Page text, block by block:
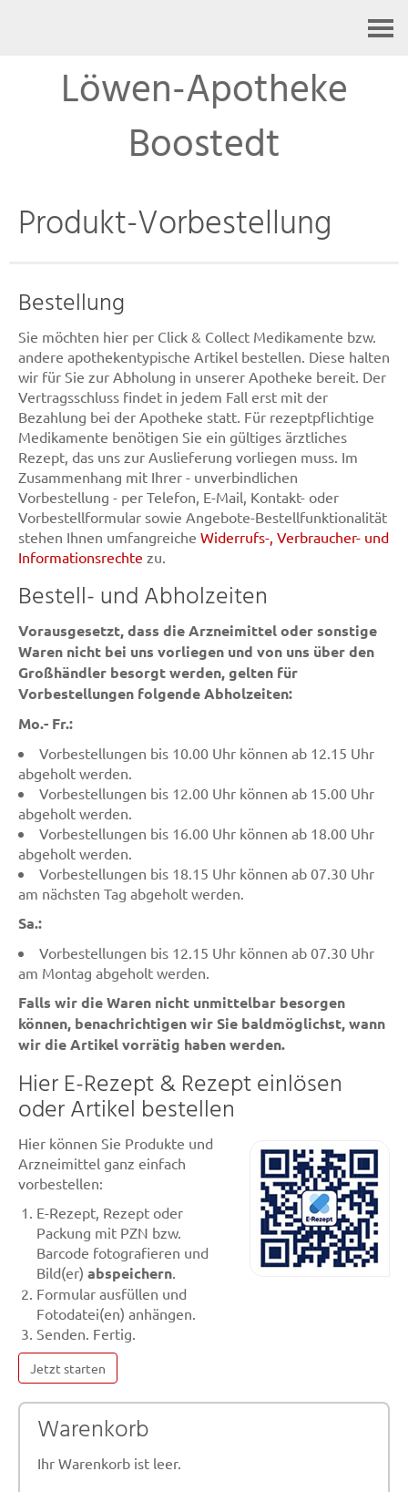
Löwen-Apotheke
Boostedt
Produkt-Vorbestellung
Bestellung
Sie möchten hier per Click & Collect Medikamente bzw.
andere apothekentypische Artikel bestellen. Diese halten
wir für Sie zur Abholung in unserer Apotheke bereit. Der
Vertragsschluss findet in jedem Fall erst mit der
Bezahlung bei der Apotheke statt. Für rezeptpflichtige
Medikamente benötigen Sie ein gültiges ärztliches
Rezept, das uns zur Auslieferung vorliegen muss. Im
Zusammenhang mit Ihrer - unverbindlichen
Vorbestellung - per Telefon, E-Mail, Kontakt- oder
Vorbestellformular sowie Angebote-Bestellfunktionalität
stehen Ihnen umfangreiche Widerrufs-, Verbraucher- und
Informationsrechte zu.
Bestell- und Abholzeiten
Vorausgesetzt, dass die Arzneimittel oder sonstige
Waren nicht bei uns vorliegen und von uns über den
Großhändler besorgt werden, gelten für
Vorbestellungen folgende Abholzeiten:
Mo.- Fr.:
Vorbestellungen bis 10.00 Uhr können ab 12.15 Uhr
abgeholt werden.
Vorbestellungen bis 12.00 Uhr können ab 15.00 Uhr
abgeholt werden.
Vorbestellungen bis 16.00 Uhr können ab 18.00 Uhr
abgeholt werden.
Vorbestellungen bis 18.15 Uhr können ab 07.30 Uhr
am nächsten Tag abgeholt werden.
Sa.:
Vorbestellungen bis 12.15 Uhr können ab 07.30 Uhr
am Montag abgeholt werden.
Falls wir die Waren nicht unmittelbar besorgen
können, benachrichtigen wir Sie baldmöglichst, wann
wir die Artikel vorrätig haben werden.
Hier E-Rezept & Rezept einlösen
oder Artikel bestellen
Hier können Sie Produkte und
Arzneimittel ganz einfach
vorbestellen:
E-Rezept, Rezept oder
Packung mit PZN bzw.
Barcode fotografieren und
Bild(er) abspeichern.
Formular ausfüllen und
Fotodatei(en) anhängen.
Senden. Fertig.
Jetzt starten
Warenkorb
Ihr Warenkorb ist leer.